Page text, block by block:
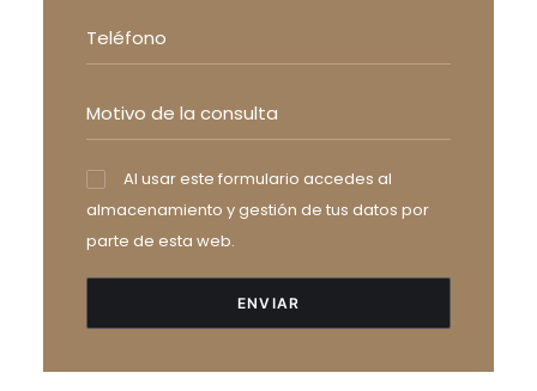
Al usar este formulario accedes al
almacenamiento y gestión de tus datos por
parte de esta web.